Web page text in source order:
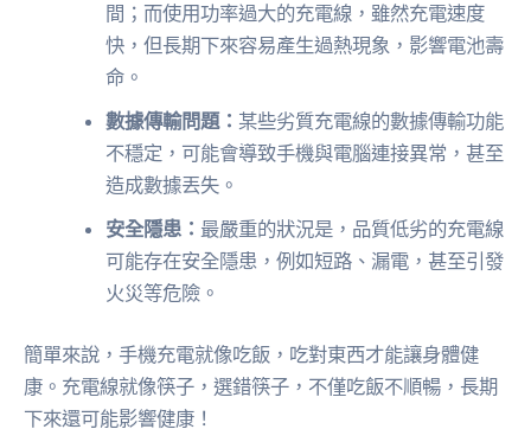
間；而使用功率過大的充電線，雖然充電速度
快，但長期下來容易產生過熱現象，影響電池壽
命。
數據傳輸問題： 某些劣質充電線的數據傳輸功能
不穩定，可能會導致手機與電腦連接異常，甚至
造成數據丟失。
安全隱患： 最嚴重的狀況是，品質低劣的充電線
可能存在安全隱患，例如短路、漏電，甚至引發
火災等危險。
簡單來說，手機充電就像吃飯，吃對東西才能讓身體健
康。充電線就像筷子，選錯筷子，不僅吃飯不順暢，長期
下來還可能影響健康！